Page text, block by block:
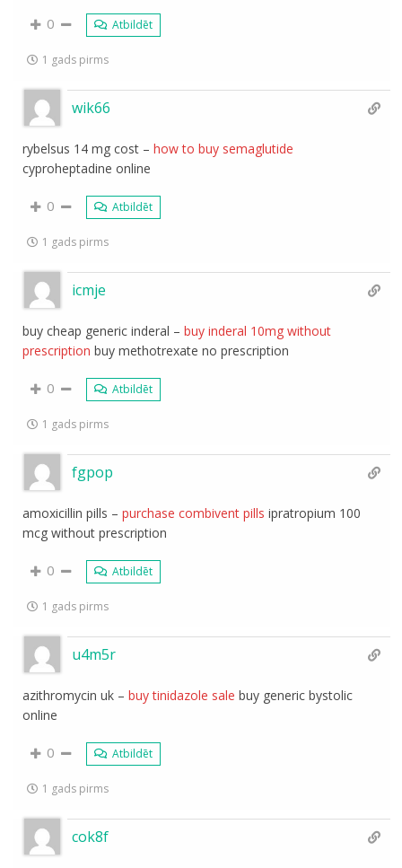
0 Atbildēt
1 gads pirms
wik66
rybelsus 14 mg cost –how to buy semaglutide
cyproheptadine online
0 Atbildēt
1 gads pirms
icmje
buy cheap generic inderal –buy inderal 10mg without
prescription buy methotrexate no prescription
0 Atbildēt
1 gads pirms
fgpop
amoxicillin pills –purchase combivent pills ipratropium 100
mcg without prescription
0 Atbildēt
1 gads pirms
u4m5r
azithromycin uk –buy tinidazole sale buy generic bystolic
online
0 Atbildēt
1 gads pirms
cok8f